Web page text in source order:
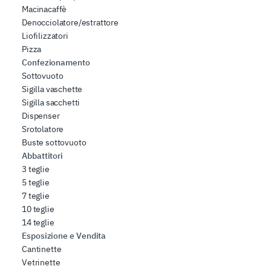
Macinacaffè
Denocciolatore/estrattore
Liofilizzatori
Pizza
Confezionamento
Sottovuoto
Sigilla vaschette
Sigilla sacchetti
Dispenser
Srotolatore
Buste sottovuoto
Abbattitori
3 teglie
5 teglie
7 teglie
10 teglie
14 teglie
Esposizione e Vendita
Cantinette
Vetrinette